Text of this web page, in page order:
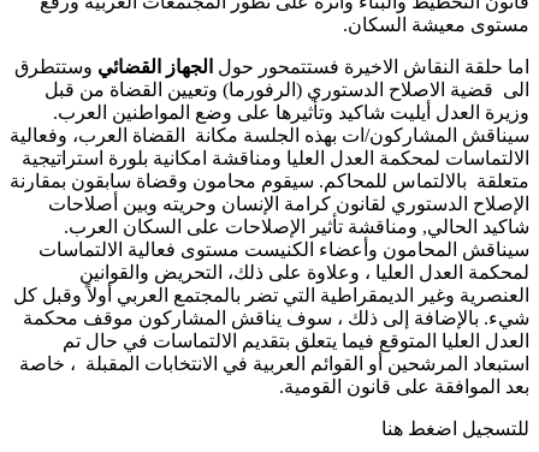
مستوى معيشة السكان.
اما حلقة النقاش الاخيرة فستتمحور حول الجهاز القضائي وستتطرق
الى قضية الاصلاح الدستوري (الرفورما) وتعيين القضاة من قبل
وزيرة العدل أيليت شاكيد وتأثيرها على وضع المواطنين العرب.
سيناقش المشاركون/ات بهذه الجلسة مكانة القضاة العرب، وفعالية
الالتماسات لمحكمة العدل العليا ومناقشة امكانية بلورة استراتيجية
متعلقة بالالتماس للمحاكم. سيقوم محامون وقضاة سابقون بمقارنة
الإصلاح الدستوري لقانون كرامة الإنسان وحريته وبين أصلاحات
شاكيد الحالي, ومناقشة تأثير الإصلاحات على السكان العرب.
سيناقش المحامون وأعضاء الكنيست مستوى فعالية الالتماسات
لمحكمة العدل العليا ، وعلاوة على ذلك، التحريض والقوانين
العنصرية وغير الديمقراطية التي تضر بالمجتمع العربي أولاً وقبل كل
شيء. بالإضافة إلى ذلك ، سوف يناقش المشاركون موقف محكمة
العدل العليا المتوقع فيما يتعلق بتقديم الالتماسات في حال تم
استبعاد المرشحين أو القوائم العربية في الانتخابات المقبلة ، خاصة
بعد الموافقة على قانون القومية.
للتسجيل اضغط هنا